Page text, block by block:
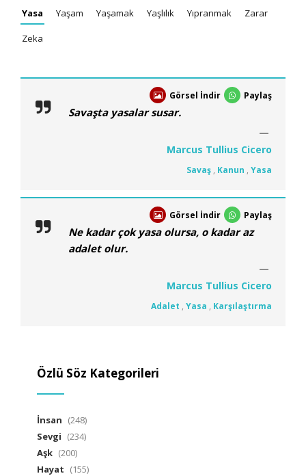
Yasa Yaşam Yaşamak Yaşlılık Yıpranmak Zarar
Zeka
Görsel İndir Paylaş
Savaşta yasalar susar.
Marcus Tullius Cicero
Savaş , Kanun , Yasa
Görsel İndir Paylaş
Ne kadar çok yasa olursa, o kadar az
adalet olur.
Marcus Tullius Cicero
Adalet , Yasa , Karşılaştırma
Özlü Söz Kategorileri
İnsan (248)
Sevgi (234)
Aşk (200)
Hayat (155)